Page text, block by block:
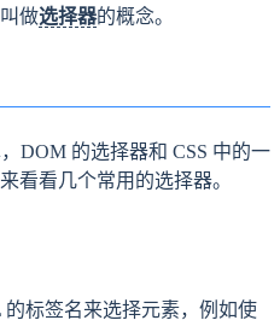
做选择器的概念。
DOM 的选择器和 CSS 中的一
看看几个常用的选择器。
标签名来选择元素，例如使